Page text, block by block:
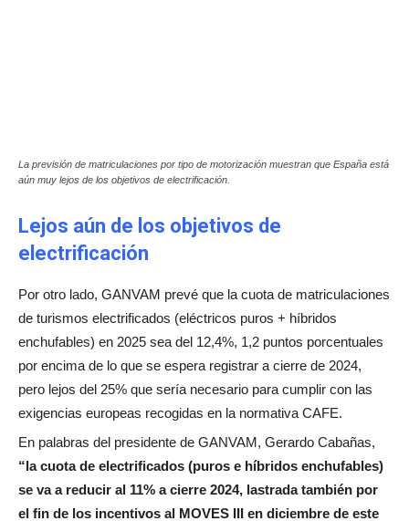
La previsión de matriculaciones por tipo de motorización muestran que España está
aún muy lejos de los objetivos de electrificación.
Lejos aún de los objetivos de
electrificación
Por otro lado, GANVAM prevé que la cuota de matriculaciones
de turismos electrificados (eléctricos puros + híbridos
enchufables) en 2025 sea del 12,4%, 1,2 puntos porcentuales
por encima de lo que se espera registrar a cierre de 2024,
pero lejos del 25% que sería necesario para cumplir con las
exigencias europeas recogidas en la normativa CAFE.
En palabras del presidente de GANVAM, Gerardo Cabañas,
“la cuota de electrificados (puros e híbridos enchufables)
se va a reducir al 11% a cierre 2024, lastrada también por
el fin de los incentivos al MOVES III en diciembre de este